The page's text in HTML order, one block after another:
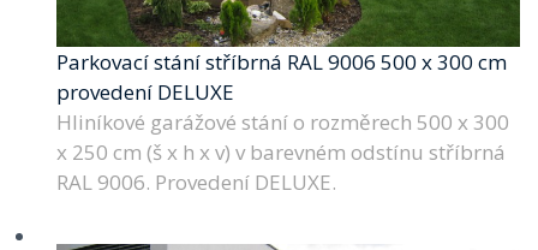
Parkovací stání stříbrná RAL 9006 500 x 300 cm
provedení DELUXE
Hliníkové garážové stání o rozměrech 500 x 300
x 250 cm (š x h x v) v barevném odstínu stříbrná
RAL 9006. Provedení DELUXE.